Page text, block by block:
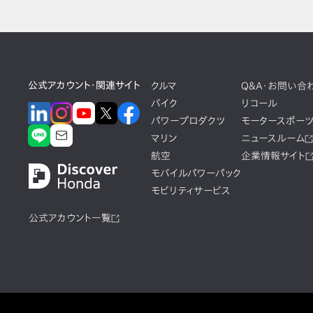
公式アカウント・関連サイト
公式アカウント一覧
クルマ
バイク
パワープロダクツ
マリン
航空
モバイルパワーパック
モビリティサービス
Q&A・お問い合
リコール
モータースポーツ
ニュースルーム
企業情報サイト